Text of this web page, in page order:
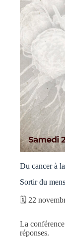
Du cancer à
Sortir du
🗓 22
La
réponses.